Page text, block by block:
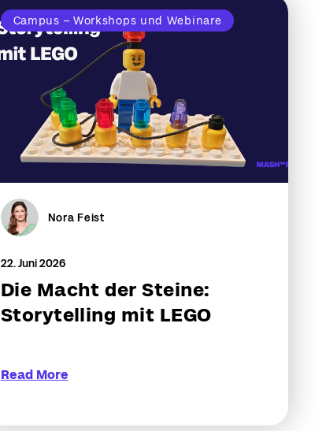
Campus – Workshops und Webinare
Nora Feist
22. Juni 2026
Die Macht der Steine:
Storytelling mit LEGO
Read More